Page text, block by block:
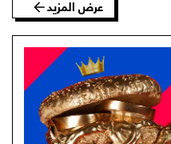
عرض المزيد